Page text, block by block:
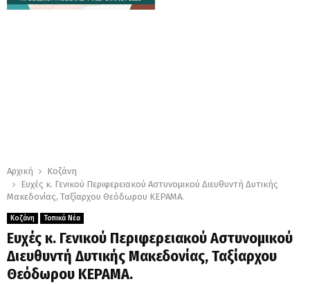
Αρχική
Κοζάνη
Ευχές κ. Γενικού Περιφερειακού Αστυνομικού Διευθυντή Δυτικής
Μακεδονίας, Ταξίαρχου Θεόδωρου ΚΕΡΑΜΑ.
Κοζάνη Τοπικά Νέα
Ευχές κ. Γενικού Περιφερειακού Αστυνομικού
Διευθυντή Δυτικής Μακεδονίας, Ταξίαρχου
Θεόδωρου ΚΕΡΑΜΑ.